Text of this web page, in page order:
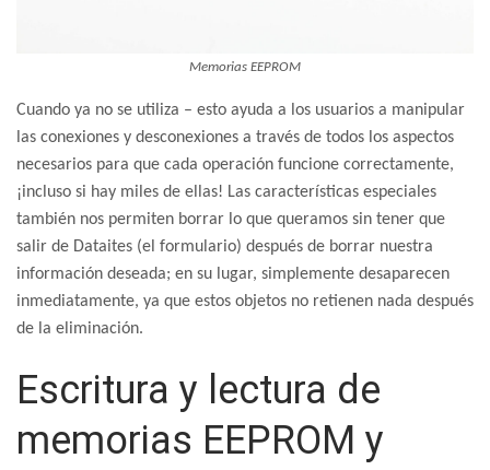
Memorias EEPROM
Cuando ya no se utiliza – esto ayuda a los usuarios a manipular
las conexiones y desconexiones a través de todos los aspectos
necesarios para que cada operación funcione correctamente,
¡incluso si hay miles de ellas! Las características especiales
también nos permiten borrar lo que queramos sin tener que
salir de Dataites (el formulario) después de borrar nuestra
información deseada; en su lugar, simplemente desaparecen
inmediatamente, ya que estos objetos no retienen nada después
de la eliminación.
Escritura y lectura de
memorias EEPROM y